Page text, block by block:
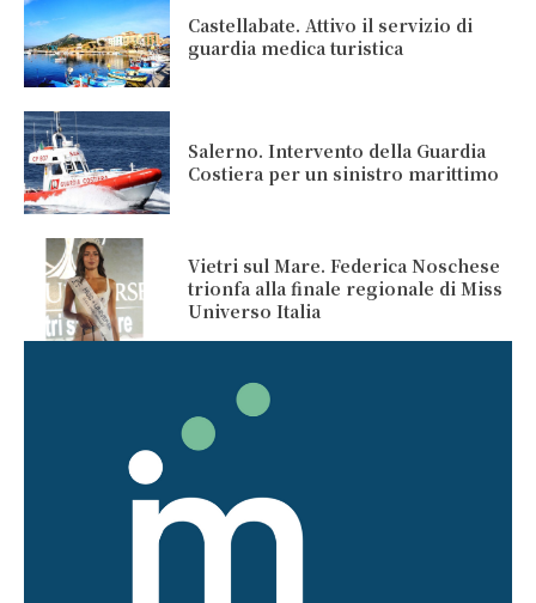
Castellabate. Attivo il servizio di
guardia medica turistica
Salerno. Intervento della Guardia
Costiera per un sinistro marittimo
Vietri sul Mare. Federica Noschese
trionfa alla finale regionale di Miss
Universo Italia